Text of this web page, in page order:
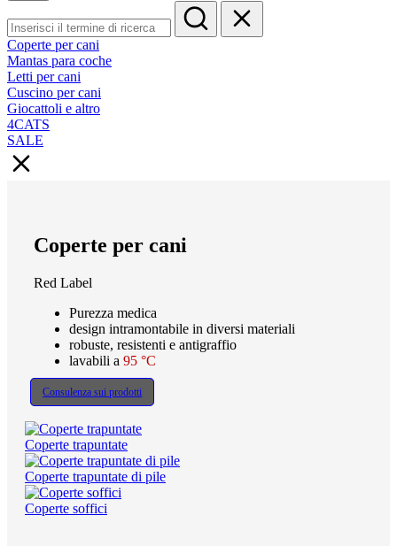
Coperte per cani
Mantas para coche
Letti per cani
Cuscino per cani
Giocattoli e altro
4CATS
SALE
Coperte per cani
Red Label
Purezza medica
design intramontabile in diversi materiali
robuste, resistenti e antigraffio
lavabili a 95 °C
Consulenza sui prodotti
Coperte trapuntate
Coperte trapuntate di pile
Coperte soffici